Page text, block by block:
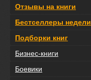
Отзывы на книги
Бестселлеры недели
Подборки книг
Бизнес-книги
Боевики